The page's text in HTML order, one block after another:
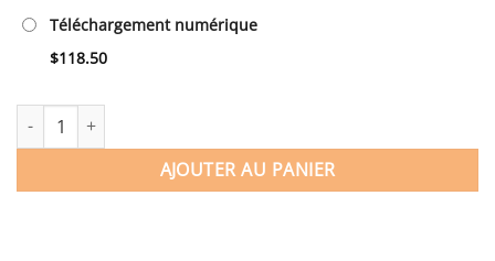
Téléchargement numérique
$118.50
quantité de La collection spéciale professeur (français)
AJOUTER AU PANIER